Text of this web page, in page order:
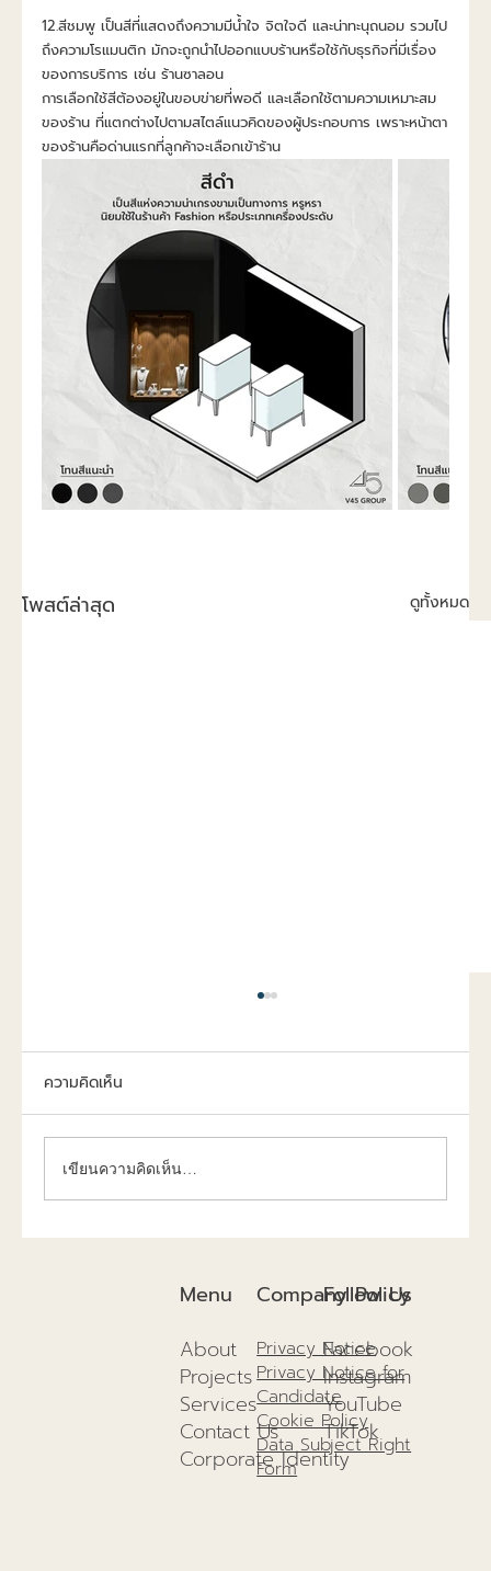
12.สีชมพู เป็นสีที่แสดงถึงความมีน้ำใจ จิตใจดี และน่าทะนุถนอม รวมไป
ถึงความโรแมนติก มักจะถูกนำไปออกแบบร้านหรือใช้กับธุรกิจที่มีเรื่อง
ของการบริการ เช่น ร้านซาลอน
การเลือกใช้สีต้องอยู่ในขอบข่ายที่พอดี และเลือกใช้ตามความเหมาะสม
ของร้าน ที่แตกต่างไปตามสไตล์แนวคิดของผู้ประกอบการ เพราะหน้าตา
ของร้านคือด่านแรกที่ลูกค้าจะเลือกเข้าร้าน
โพสต์ล่าสุด ดูทั้งหมด
แวดล้อม และอนาคตที่ดีกว่าเดิม!
ความคิดเห็น
เขียนความคิดเห็น…
Menu
About
Projects
Services
Contact Us
Corporate Identity
Follow Us
Facebook
Instagram
YouTube
TikTok
Company Policy
Privacy Notice
Privacy Notice for
Candidate
Cookie Policy
Data Subject Right
Form